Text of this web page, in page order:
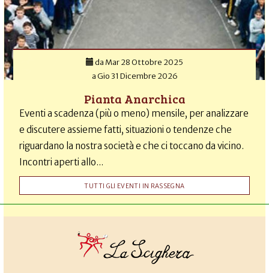
da Mar 28 Ottobre 2025
aGio 31 Dicembre 2026
Pianta Anarchica
Eventi a scadenza (più o meno) mensile, per analizzare
e discutere assieme fatti, situazioni o tendenze che
riguardano la nostra società e che ci toccano da vicino.
Incontri aperti allo...
TUTTI GLI EVENTI IN RASSEGNA